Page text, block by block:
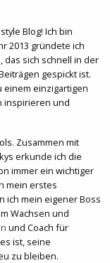
Blog! Ich bin
2013 gründete ich
das sich schnell in der
gespickt ist.
einem einzigartigen
inspirieren und
Zusammen mit
erkunde ich die
immer ein wichtiger
mein erstes
ich mein eigener Boss
Wachsen und
und Coach für
ist, seine
zu bleiben.